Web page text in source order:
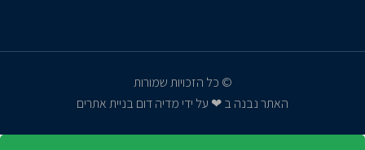
© כל הזכויות שמורות
האתר נבנה ב ❤ על ידי מדיה דום בניית אתרים